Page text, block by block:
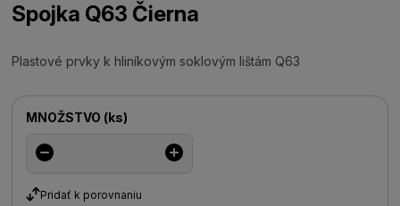
Spojka Q63 Čierna
Plastové prvky k hliníkovým soklovým lištám Q63
MNOŽSTVO (ks)
Pridať k porovnaniu